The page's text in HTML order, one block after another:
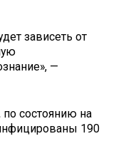
зависеть от
—
состоянию на
190